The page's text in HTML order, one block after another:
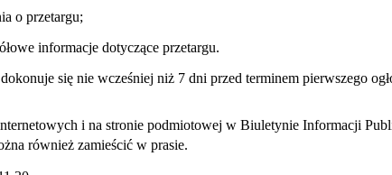
o przetargu;
informacje dotyczące przetargu.
się nie wcześniej niż 7 dni przed terminem pierwszego
i na stronie podmiotowej w Biuletynie Informacji
również zamieścić w prasie.